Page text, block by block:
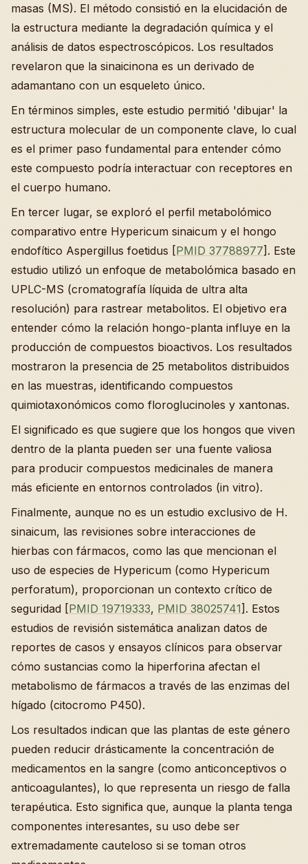
masas (MS). El método consistió en la elucidación de
la estructura mediante la degradación química y el
análisis de datos espectroscópicos. Los resultados
revelaron que la sinaicinona es un derivado de
adamantano con un esqueleto único.
En términos simples, este estudio permitió 'dibujar' la
estructura molecular de un componente clave, lo cual
es el primer paso fundamental para entender cómo
este compuesto podría interactuar con receptores en
el cuerpo humano.
En tercer lugar, se exploró el perfil metabolómico
comparativo entre Hypericum sinaicum y el hongo
endofítico Aspergillus foetidus [PMID 37788977]. Este
estudio utilizó un enfoque de metabolómica basado en
UPLC-MS (cromatografía líquida de ultra alta
resolución) para rastrear metabolitos. El objetivo era
entender cómo la relación hongo-planta influye en la
producción de compuestos bioactivos. Los resultados
mostraron la presencia de 25 metabolitos distribuidos
en las muestras, identificando compuestos
quimiotaxonómicos como floroglucinoles y xantonas.
El significado es que sugiere que los hongos que viven
dentro de la planta pueden ser una fuente valiosa
para producir compuestos medicinales de manera
más eficiente en entornos controlados (in vitro).
Finalmente, aunque no es un estudio exclusivo de H.
sinaicum, las revisiones sobre interacciones de
hierbas con fármacos, como las que mencionan el
uso de especies de Hypericum (como Hypericum
perforatum), proporcionan un contexto crítico de
seguridad [PMID 19719333, PMID 38025741]. Estos
estudios de revisión sistemática analizan datos de
reportes de casos y ensayos clínicos para observar
cómo sustancias como la hiperforina afectan el
metabolismo de fármacos a través de las enzimas del
hígado (citocromo P450).
Los resultados indican que las plantas de este género
pueden reducir drásticamente la concentración de
medicamentos en la sangre (como anticonceptivos o
anticoagulantes), lo que representa un riesgo de falla
terapéutica. Esto significa que, aunque la planta tenga
componentes interesantes, su uso debe ser
extremadamente cauteloso si se toman otros